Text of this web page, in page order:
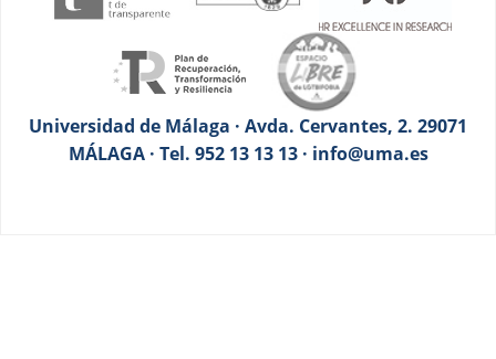
Universidad de Málaga · Avda. Cervantes, 2. 29071
MÁLAGA · Tel. 952 13 13 13 · info@uma.es